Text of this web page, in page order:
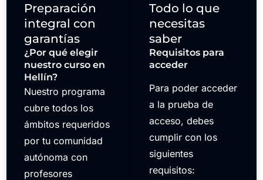
Preparación
integral con
garantías
¿Por qué elegir
nuestro curso en
Hellín?
Nuestro programa
cubre todos los
ámbitos requeridos
por tu comunidad
autónoma con
profesores
Todo lo que
necesitas
saber
Requisitos para
acceder
Para poder acceder
a la prueba de
acceso, debes
cumplir con los
siguientes
requisitos: